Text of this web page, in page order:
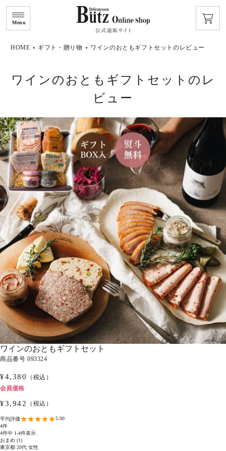
Menu
HOME ギフト・贈り物 ワインのおともギフトセットのレビュー
ワインのおともギフトセットのレ
ビュー
ワインのおともギフトセット
商品番号 093324
¥4,380
（税込）
会員価格
¥3,942 （税込）
5.00
4
4件中 1-4件表示
おまめ
1
東京都 20代 女性